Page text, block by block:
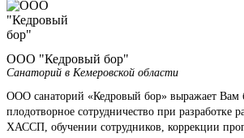
ООО "Кедровый бор"
Санаторий в Кемеровской области
ООО санаторий «Кедровый бор» выражает Вам
плодотворное сотрудничество при разработке
ХАССП, обучении сотрудников, коррекции